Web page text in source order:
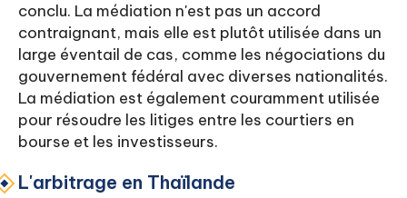
conclu. La médiation n'est pas un accord
contraignant, mais elle est plutôt utilisée dans un
large éventail de cas, comme les négociations du
gouvernement fédéral avec diverses nationalités.
La médiation est également couramment utilisée
pour résoudre les litiges entre les courtiers en
bourse et les investisseurs.
L'arbitrage en Thaïlande